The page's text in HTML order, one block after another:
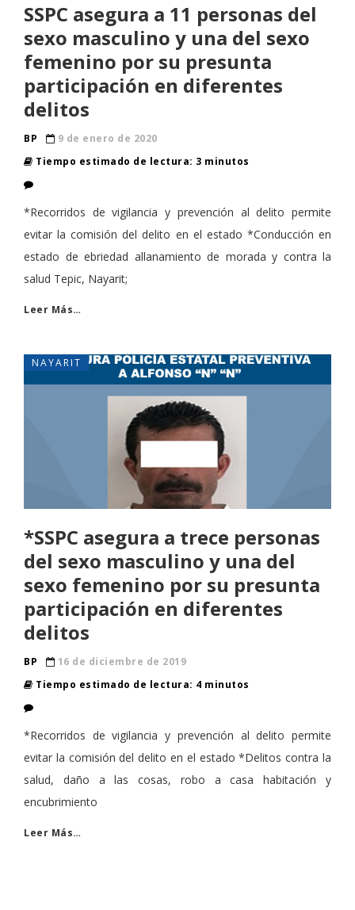
SSPC asegura a 11 personas del
sexo masculino y una del sexo
femenino por su presunta
participación en diferentes
delitos
BP
9 de enero de 2020
Tiempo estimado de lectura: 3 minutos
*Recorridos de vigilancia y prevención al delito permite
evitar la comisión del delito en el estado *Conducción en
estado de ebriedad allanamiento de morada y contra la
salud Tepic, Nayarit;
Leer Más…
NAYARIT
*SSPC asegura a trece personas
del sexo masculino y una del
sexo femenino por su presunta
participación en diferentes
delitos
BP
16 de diciembre de 2019
Tiempo estimado de lectura: 4 minutos
*Recorridos de vigilancia y prevención al delito permite
evitar la comisión del delito en el estado *Delitos contra la
salud, daño a las cosas, robo a casa habitación y
encubrimiento
Leer Más…